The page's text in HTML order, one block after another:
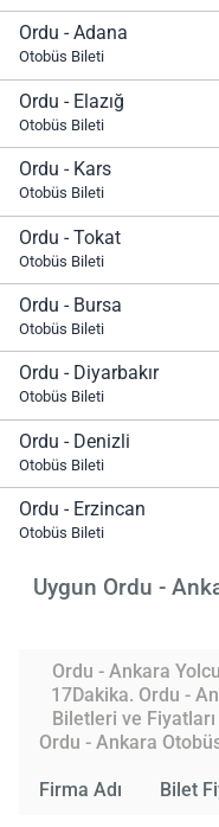
Ordu - Adana
Otobüs Bileti
Ordu - Elazığ
Otobüs Bileti
Ordu - Kars
Otobüs Bileti
Ordu - Tokat
Otobüs Bileti
Ordu - Bursa
Otobüs Bileti
Ordu - Diyarbakır
Otobüs Bileti
Ordu - Denizli
Otobüs Bileti
Ordu - Erzincan
Otobüs Bileti
Uygun Ordu -
Ordu - Ankara
17Dakika. Ordu -
Biletleri ve
Ordu - Ankara
Firma Adı Bilet